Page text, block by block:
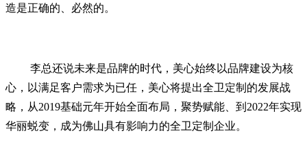
造是正确的、必然的。
李总还说未来是品牌的时代，美心始终以品牌建设为核
心，以满足客户需求为已任，美心将提出全卫定制的发展战
略，从2019基础元年开始全面布局，聚势赋能、到2022年实现
华丽蜕变，成为佛山具有影响力的全卫定制企业。